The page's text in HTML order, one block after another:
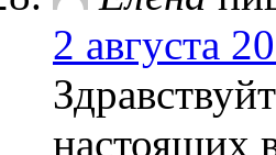
2 августа
настоящих